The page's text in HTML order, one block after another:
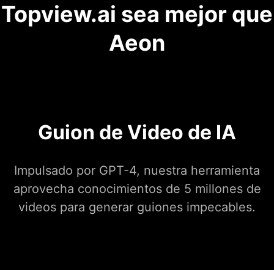
Topview.ai sea mejor que
Aeon
Guion de Video de IA
Impulsado por GPT-4, nuestra herramienta
aprovecha conocimientos de 5 millones de
videos para generar guiones impecables.